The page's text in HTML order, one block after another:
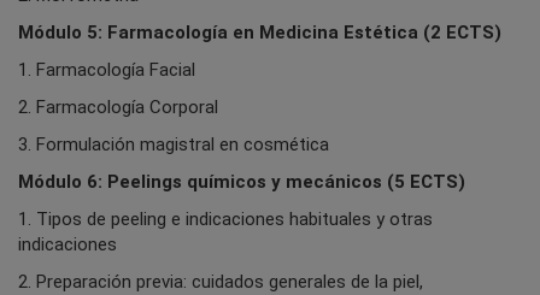
Módulo 5: Farmacología en Medicina Estética (2 ECTS)
1. Farmacología Facial
2. Farmacología Corporal
3. Formulación magistral en cosmética
Módulo 6: Peelings químicos y mecánicos (5 ECTS)
1. Tipos de peeling e indicaciones habituales y otras
indicaciones
2. Preparación previa: cuidados generales de la piel,